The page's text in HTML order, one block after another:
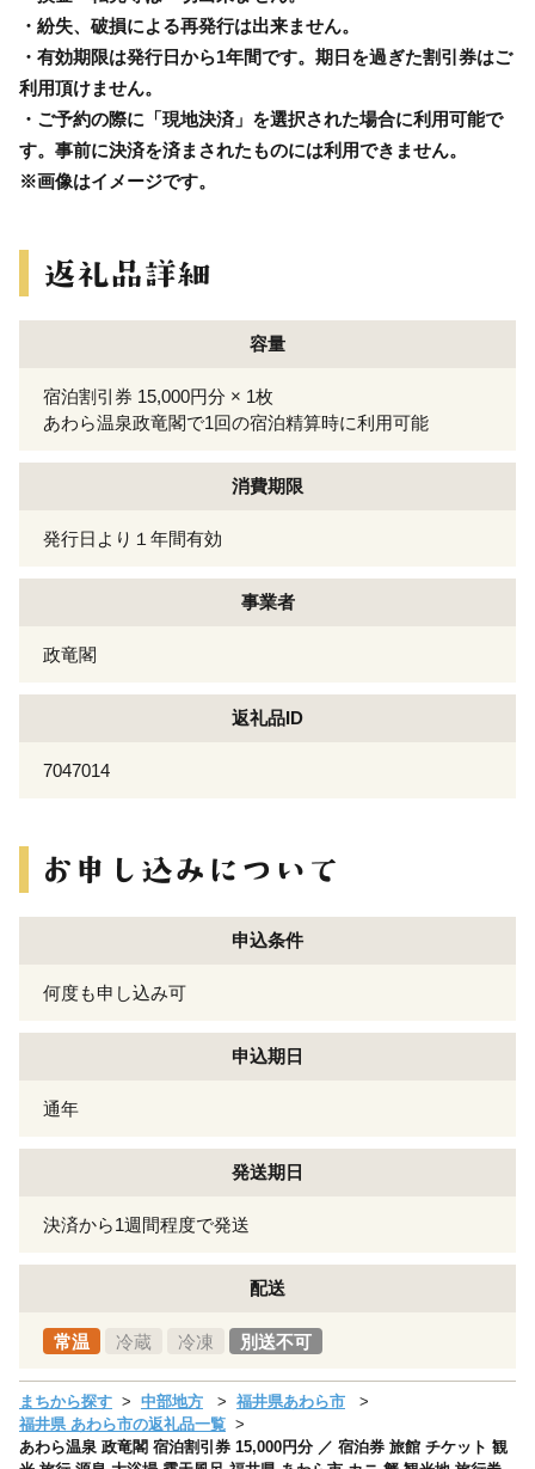
・紛失、破損による再発行は出来ません。
・有効期限は発行日から1年間です。期日を過ぎた割引券はご
利用頂けません。
・ご予約の際に「現地決済」を選択された場合に利用可能で
す。事前に決済を済まされたものには利用できません。
※画像はイメージです。
容量
宿泊割引券 15,000円分 × 1枚
あわら温泉政竜閣で1回の宿泊精算時に利用可能
消費期限
発行日より１年間有効
事業者
政竜閣
返礼品ID
7047014
申込条件
何度も申し込み可
申込期日
通年
発送期日
決済から1週間程度で発送
配送
常温 冷蔵 冷凍 別送不可
まちから探す 中部地方
福井県あわら市
福井県 あわら市の返礼品一覧
あわら温泉 政竜閣 宿泊割引券 15,000円分 ／ 宿泊券 旅館 チケット 観